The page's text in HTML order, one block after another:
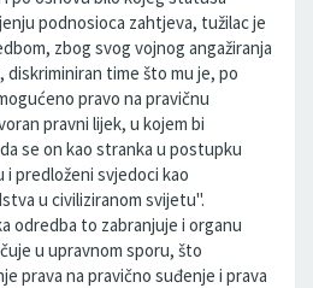
podnosioca zahtjeva, tužilac je
zbog svog vojnog angažiranja
time što mu je, po
pravo na pravičnu
pravni lijek, u kojem bi
se on kao stranka u postupku
i predloženi svjedoci kao
u civiliziranom svijetu".
odredba to zabranjuje i organu
u upravnom sporu, što
prava na pravično suđenje i prava